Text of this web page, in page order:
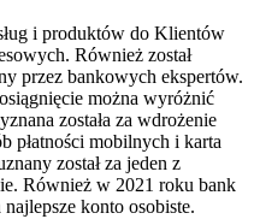
i produktów do Klientów
Również został
przez bankowych ekspertów.
można wyróżnić
została za wdrożenie
płatności mobilnych i karta
został za jeden z
Również w 2021 roku bank
konto osobiste.